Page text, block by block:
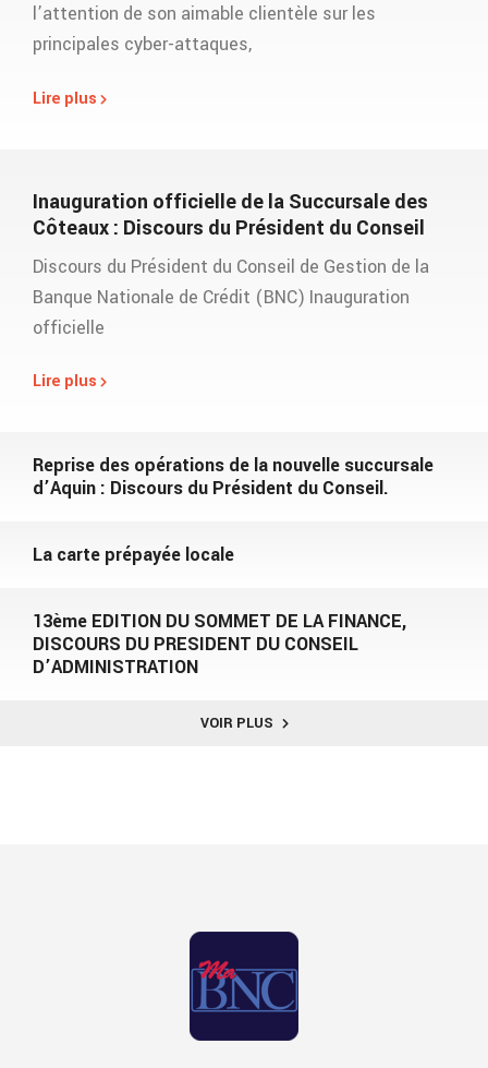
l’attention de son aimable clientèle sur les
principales cyber-attaques,
Lire plus
Inauguration officielle de la Succursale des
Côteaux : Discours du Président du Conseil
Discours du Président du Conseil de Gestion de la
Banque Nationale de Crédit (BNC) Inauguration
officielle
Lire plus
Reprise des opérations de la nouvelle succursale
d’Aquin : Discours du Président du Conseil.
La carte prépayée locale
13ème EDITION DU SOMMET DE LA FINANCE,
DISCOURS DU PRESIDENT DU CONSEIL
D’ADMINISTRATION
VOIR PLUS